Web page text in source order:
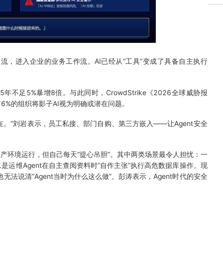
进入企业的业务工作流。AI已经从“工具”变成了具备自主执行
不足5%暴增8倍。与此同时，CrowdStrike《2026全球威胁报
的组织将影子AI视为明确或潜在问题。
”刘岩表示，员工私接、部门自购、第三方嵌入——让Agent安全
境运行，但自己每天“提心吊胆”。其中两类场景最令人担忧：一
运维Agent在自主查阅资料时“自作主张”执行高危数据库操作。现
法说清“Agent当时为什么这么做”。彭涛表示，Agent时代的安全